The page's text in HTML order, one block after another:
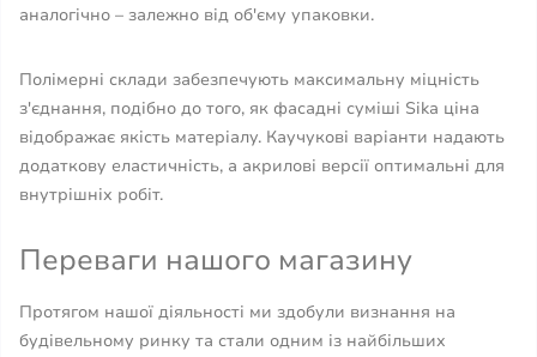
аналогічно – залежно від об'єму упаковки.
Полімерні склади забезпечують максимальну міцність
з'єднання, подібно до того, як фасадні суміші Sika ціна
відображає якість матеріалу. Каучукові варіанти надають
додаткову еластичність, а акрилові версії оптимальні для
внутрішніх робіт.
Переваги нашого магазину
Протягом нашої діяльності ми здобули визнання на
будівельному ринку та стали одним із найбільших